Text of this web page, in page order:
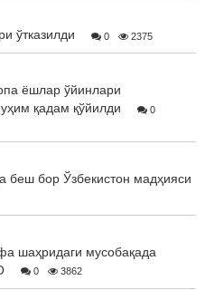
ўтказилди 0 2375
ёшлар ўйинлари
қадам қўйилди
0
беш бор Ўзбекистон мадҳияси
шаҳридаги мусобақада
0 3862